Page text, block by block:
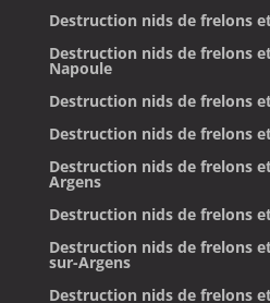
Destruction nids de frelons
Destruction nids de frelons
Napoule
Destruction nids de frelons
Destruction nids de frelons
Destruction nids de frelons
Argens
Destruction nids de frelons
Destruction nids de frelons
sur-Argens
Destruction nids de frelons